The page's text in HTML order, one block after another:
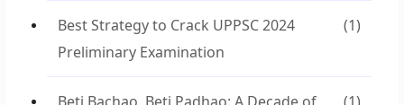
Best Strategy to Crack UPPSC 2024
Preliminary Examination
(1)